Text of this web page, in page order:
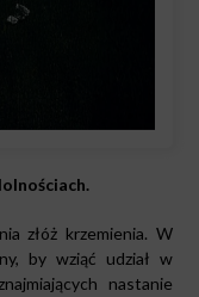
złóż krzemienia. W
by wziąć udział w
nastanie